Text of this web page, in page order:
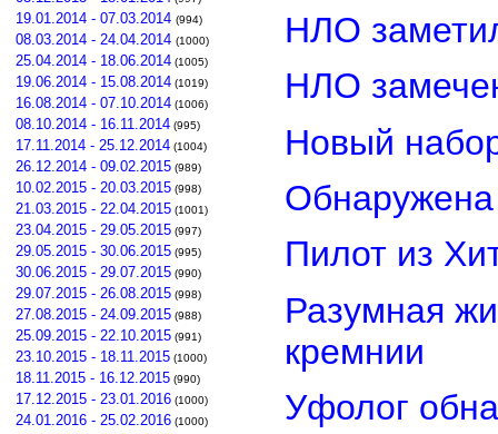
19.01.2014 - 07.03.2014 (994)
08.03.2014 - 24.04.2014 (1000)
25.04.2014 - 18.06.2014 (1005)
19.06.2014 - 15.08.2014 (1019)
16.08.2014 - 07.10.2014 (1006)
08.10.2014 - 16.11.2014 (995)
17.11.2014 - 25.12.2014 (1004)
26.12.2014 - 09.02.2015 (989)
10.02.2015 - 20.03.2015 (998)
21.03.2015 - 22.04.2015 (1001)
23.04.2015 - 29.05.2015 (997)
29.05.2015 - 30.06.2015 (995)
30.06.2015 - 29.07.2015 (990)
29.07.2015 - 26.08.2015 (998)
27.08.2015 - 24.09.2015 (988)
25.09.2015 - 22.10.2015 (991)
23.10.2015 - 18.11.2015 (1000)
18.11.2015 - 16.12.2015 (990)
17.12.2015 - 23.01.2016 (1000)
24.01.2016 - 25.02.2016 (1000)
НЛО
НЛО
Новый
Обнаружена
Пилот из
Разумная
кремнии
Уфолог